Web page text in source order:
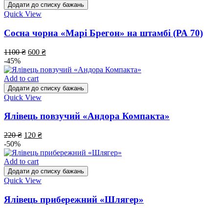
Додати до списку бажань
Quick View
Сосна чорна «Марі Брегон» на штамбі (РА 70)
1100₴ 600 ₴
-45%
Add to cart
Додати до списку бажань
Quick View
Ялівець повзучий «Андора Компакта»
220₴ 120 ₴
-50%
Add to cart
Додати до списку бажань
Quick View
Ялівець прибережний «Шлягер»